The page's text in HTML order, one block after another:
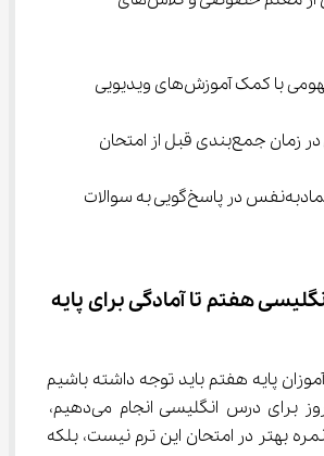
با کمک آموزش‌های ویدیویی
افزایش اعتمادبه‌نفس در پاسخ‌گویی به سوالات
انگلیسی هفتم تا آمادگی برای پایه
ما به‌عنوان دانش‌آموزان پایه هفتم باید توجه داشته باشیم
جمع‌بندی که امروز برای درس انگلیسی انجام می‌دهیم،
بهتر در امتحان این ترم نیست، بلکه